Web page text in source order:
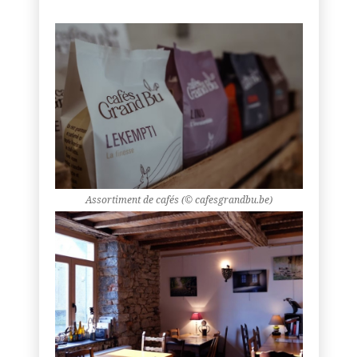
Assortiment de cafés (© cafesgrandbu.be)